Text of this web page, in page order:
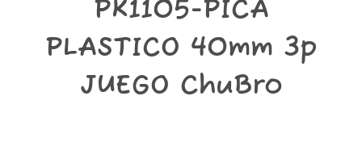
k a p
PK1105-PICA
PLASTICO 40mm 3p
JUEGO ChuBro